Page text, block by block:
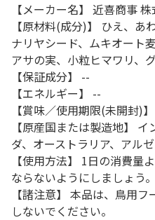
【メーカー名】 近喜商事
【原材料(成分)】 ひえ、あ
ナリヤシード、ムキオート
アサの実、小粒ヒマワリ、
【保証成分】 --
【エネルギー】 --
【賞味／使用期限(未開封)
【原産国または製造地】
ダ、オーストラリア、アル
【使用方法】 1日の消費量
ならないようにしましょう。
【諸注意】 本品は、鳥用
しないでください。